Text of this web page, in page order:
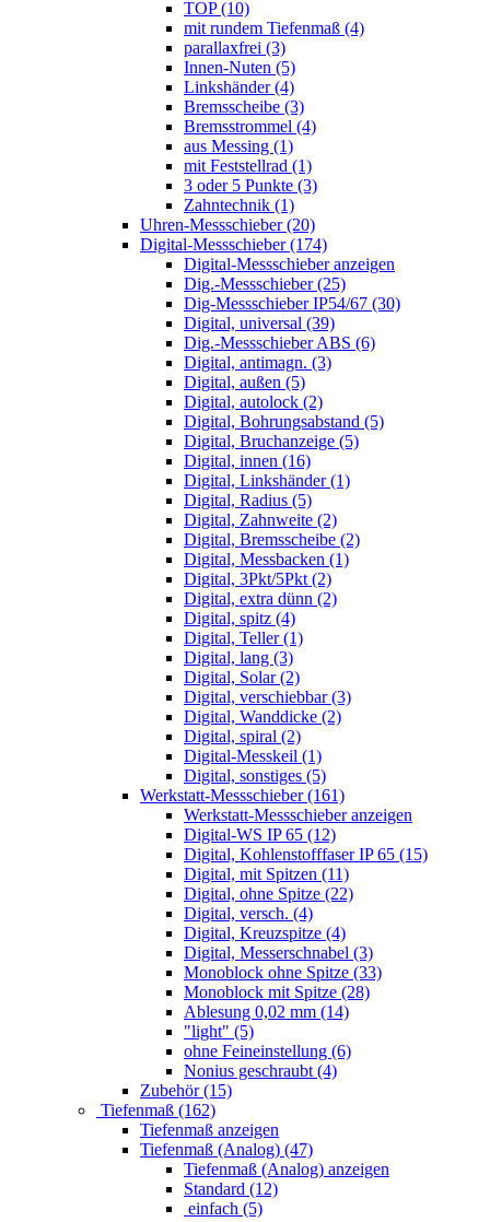
TOP (10)
mit rundem Tiefenmaß (4)
parallaxfrei (3)
Innen-Nuten (5)
Linkshänder (4)
Bremsscheibe (3)
Bremsstrommel (4)
aus Messing (1)
mit Feststellrad (1)
3 oder 5 Punkte (3)
Zahntechnik (1)
Uhren-Messschieber (20)
Digital-Messschieber (174)
Digital-Messschieber anzeigen
Dig.-Messschieber (25)
Dig-Messschieber IP54/67 (30)
Digital, universal (39)
Dig.-Messschieber ABS (6)
Digital, antimagn. (3)
Digital, außen (5)
Digital, autolock (2)
Digital, Bohrungsabstand (5)
Digital, Bruchanzeige (5)
Digital, innen (16)
Digital, Linkshänder (1)
Digital, Radius (5)
Digital, Zahnweite (2)
Digital, Bremsscheibe (2)
Digital, Messbacken (1)
Digital, 3Pkt/5Pkt (2)
Digital, extra dünn (2)
Digital, spitz (4)
Digital, Teller (1)
Digital, lang (3)
Digital, Solar (2)
Digital, verschiebbar (3)
Digital, Wanddicke (2)
Digital, spiral (2)
Digital-Messkeil (1)
Digital, sonstiges (5)
Werkstatt-Messschieber (161)
Werkstatt-Messschieber anzeigen
Digital-WS IP 65 (12)
Digital, Kohlenstofffaser IP 65 (15)
Digital, mit Spitzen (11)
Digital, ohne Spitze (22)
Digital, versch. (4)
Digital, Kreuzspitze (4)
Digital, Messerschnabel (3)
Monoblock ohne Spitze (33)
Monoblock mit Spitze (28)
Ablesung 0,02 mm (14)
"light" (5)
ohne Feineinstellung (6)
Nonius geschraubt (4)
Zubehör (15)
Tiefenmaß (162)
Tiefenmaß anzeigen
Tiefenmaß (Analog) (47)
Tiefenmaß (Analog) anzeigen
Standard (12)
einfach (5)